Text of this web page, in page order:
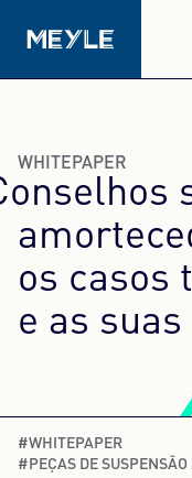
Qualidade
Oficinas
Sobre nós
WHITEPAPER
os casos
e as
#WHITEPAPER
#PEÇAS DE